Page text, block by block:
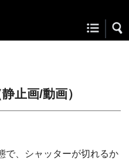
止画/動画）
で、シャッターが切れるか